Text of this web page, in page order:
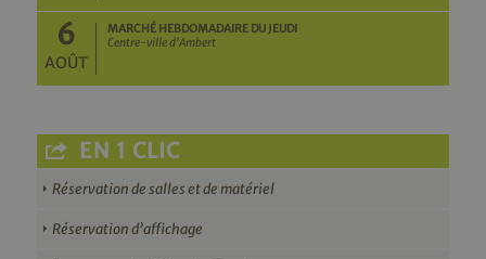
6
AOÛT
MARCHÉ HEBDOMADAIRE DU JEUDI
Centre-ville d'Ambert
EN 1 CLIC
Réservation de salles et de matériel
Réservation d’affichage